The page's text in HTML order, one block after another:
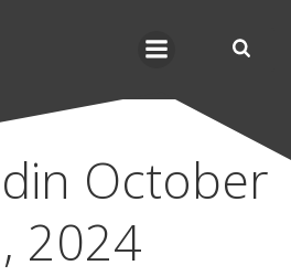
October
2024